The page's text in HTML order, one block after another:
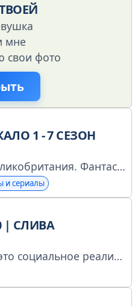
мне
фото
1 - 7 СЕЗОН
2011–2025. Великобритания. Фантастика, Триллер, Драма. Режиссер: Оуэн Харрис, Карл Тиббеттс, Отто Баферст.
и сериалы
| СЛИВА
| ПАЦАНКИ - это социальное реалити, которое дает шанс девушкам с непростыми судьбами и характерами изменить свою жизнь